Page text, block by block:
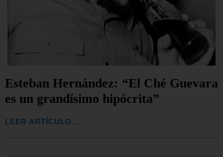
Esteban Hernández: “El Ché Guevara
es un grandísimo hipócrita”
LEER ARTÍCULO...